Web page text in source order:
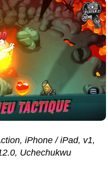
iPhone / iPad, v1,
Uchechukwu